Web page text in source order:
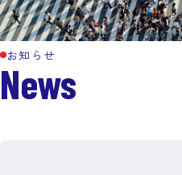
お知らせ
News